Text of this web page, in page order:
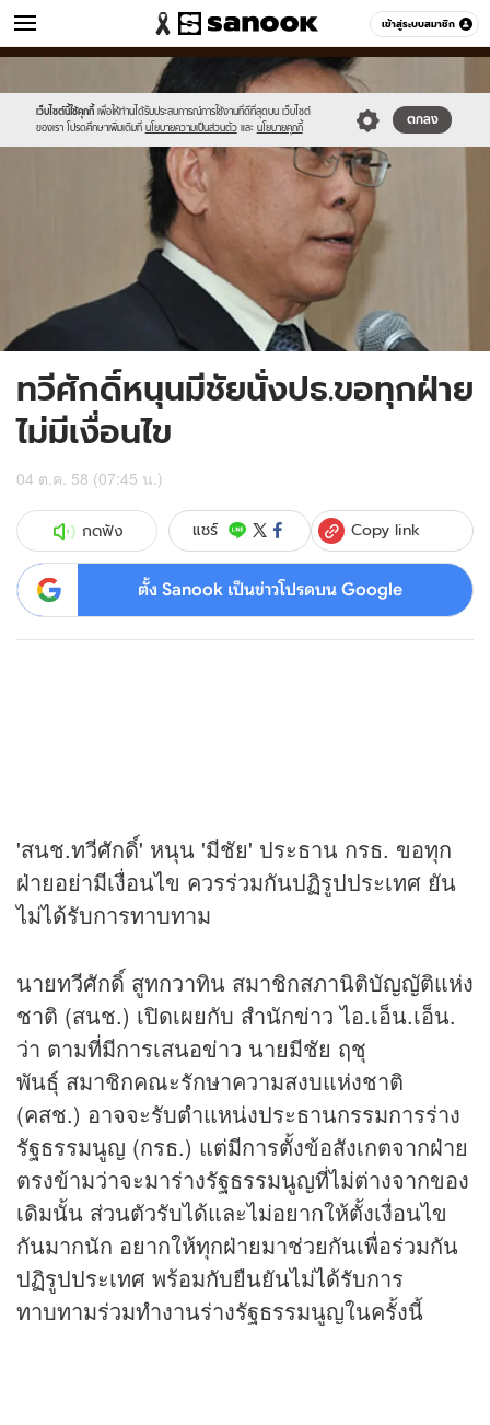
เข้าสู่ระบบสมาชิก
ข่าว หมวดอื่นๆ
เว็บไซต์นี้ใช้คุกกี้ เพื่อให้ท่านได้รับประสบการณ์การใช้งานที่ดีที่สุดบน เว็บไซต์
ของเรา โปรดศึกษาเพิ่มเติมที่ นโยบายความเป็นส่วนตัว และ นโยบายคุกกี้
ตกลง
//s.isanook.com/sr/0/images/logo-
new-
sanook.png
//s.isanook.com/ns/0/ud/375/1876110/650018-
02.jpg
ทวีศักดิ์หนุนมีชัยนั่งปธ.ขอทุกฝ่าย
ไม่มีเงื่อนไข
04 ต.ค. 58 (07:45 น.)
กดฟัง แชร์ Copy link
ตั้ง Sanook เป็นข่าวโปรดบน Google
'สนช.ทวีศักดิ์' หนุน 'มีชัย' ประธาน กรธ. ขอทุก
ฝ่ายอย่ามีเงื่อนไข ควรร่วมกันปฏิรูปประเทศ ยัน
ไม่ได้รับการทาบทาม
นายทวีศักดิ์ สูทกวาทิน สมาชิกสภานิติบัญญัติแห่ง
ชาติ (สนช.) เปิดเผยกับ สำนักข่าวไอ.เอ็น.เอ็น.
ว่า ตามที่มีการเสนอข่าว นายมีชัย ฤชุ
พันธุ์ สมาชิกคณะรักษาความสงบแห่งชาติ
(คสช.) อาจจะรับตำแหน่งประธานกรรมการร่าง
รัฐธรรมนูญ (กรธ.) แต่มีการตั้งข้อสังเกตจากฝ่าย
ตรงข้ามว่าจะมาร่างรัฐธรรมนูญที่ไม่ต่างจากของ
เดิมนั้น ส่วนตัวรับได้และไม่อยากให้ตั้งเงื่อนไข
กันมากนัก อยากให้ทุกฝ่ายมาช่วยกันเพื่อร่วมกัน
ปฏิรูปประเทศ พร้อมกับยืนยันไม่ได้รับการ
ทาบทามร่วมทำงานร่างรัฐธรรมนูญในครั้งนี้